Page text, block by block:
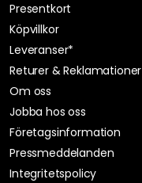
Presentkort
Köpvillkor
Leveranser*
Returer & Reklamationer
Om oss
Jobba hos oss
Företagsinformation
Pressmeddelanden
Integritetspolicy